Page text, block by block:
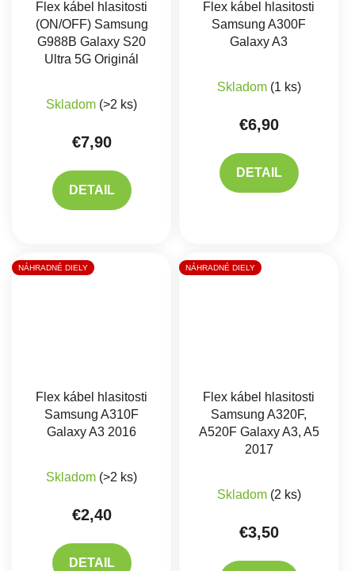
Flex kábel hlasitosti
(ON/OFF) Samsung
G988B Galaxy S20
Ultra 5G Originál
Skladom (>2 ks)
€7,90
DETAIL
Flex kábel hlasitosti
Samsung A300F
Galaxy A3
Skladom (1 ks)
€6,90
DETAIL
NÁHRADNÉ DIELY
Flex kábel hlasitosti
Samsung A310F
Galaxy A3 2016
Skladom (>2 ks)
€2,40
DETAIL
NÁHRADNÉ DIELY
Flex kábel hlasitosti
Samsung A320F,
A520F Galaxy A3, A5
2017
Skladom (2 ks)
€3,50